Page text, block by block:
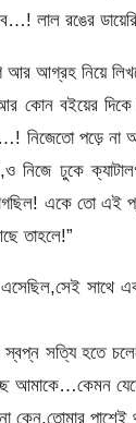
লাল রঙের
আগ্রহ নিয়ে
আর কোন বইয়ের
নিজেতো পড়ে না
ঢুকে
একে তো এই
তাহলে!”
সাথে
স্বপ্ন সত্যি হতে
আমাকে…কেমন
কেন,তোমার পাশেই